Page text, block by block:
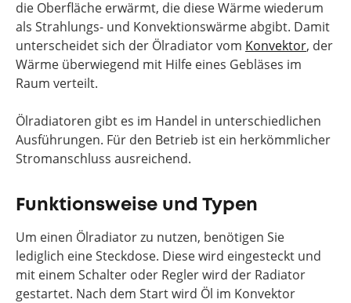
die Oberfläche erwärmt, die diese Wärme wiederum
als Strahlungs- und Konvektionswärme abgibt. Damit
unterscheidet sich der Ölradiator vom Konvektor, der
Wärme überwiegend mit Hilfe eines Gebläses im
Raum verteilt.
Ölradiatoren gibt es im Handel in unterschiedlichen
Ausführungen. Für den Betrieb ist ein herkömmlicher
Stromanschluss ausreichend.
Funktionsweise und Typen
Um einen Ölradiator zu nutzen, benötigen Sie
lediglich eine Steckdose. Diese wird eingesteckt und
mit einem Schalter oder Regler wird der Radiator
gestartet. Nach dem Start wird Öl im Konvektor